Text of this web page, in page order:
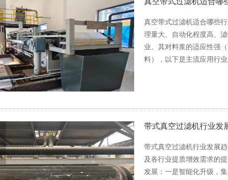
真空带式过滤机适合哪些
理量大、自动化程度高、
业。其对料浆的适应性强
料），以下是主流应用行
带式真空过滤机行业发
带式真空过滤机行业发展
及各行业提质增效需求的
发展：一是智能化升级，